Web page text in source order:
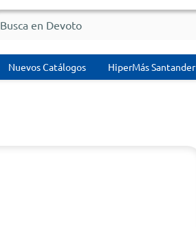
Nuevos Catálogos HiperMás Santander